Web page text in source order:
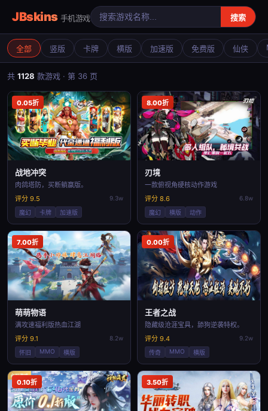
JBskins 手机游戏 搜索
全部 竖版 卡牌 横版 加速版 免费版 仙侠
共 1128 款游戏 · 第 36 页
0.05折
战地冲突
肉鸽塔防，买断躺赢版。
评分 9.5
9.3w
魔幻
卡牌 加速版
8.00折
刃境
一款俯视角硬核动作游戏
评分 8.6
6.8w
魔幻
横版 动作
7.00折
萌萌物语
满攻速福利版热血江湖
评分 9.1
8.2w
怀旧
MMO 横版
0.00折
王者之战
隐藏级沧涯宝具，舔狗逆袭特权。
评分 9.4
9.2w
传奇
MMO 横版
0.10折 3.50折